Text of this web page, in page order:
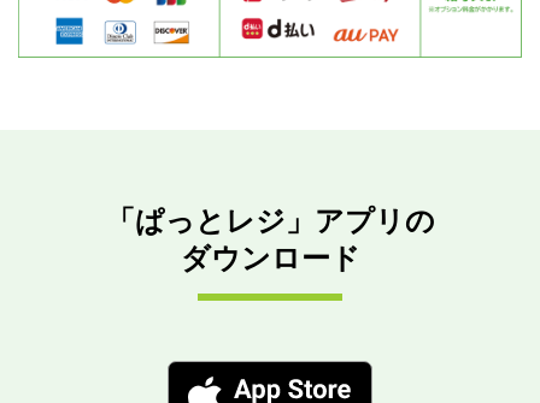
「ぱっとレジ」アプリの
ダウンロード